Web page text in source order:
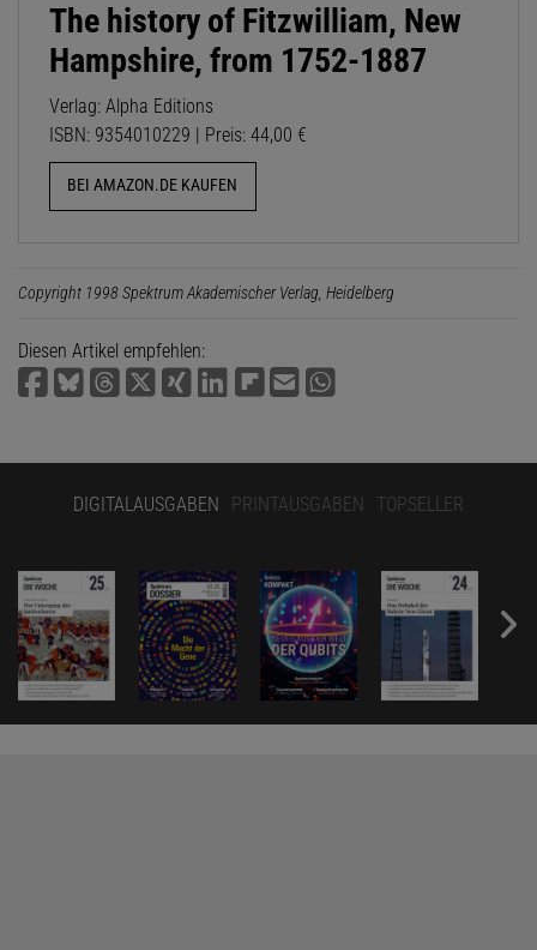
The history of Fitzwilliam, New
Hampshire, from 1752-1887
Verlag: Alpha Editions
ISBN: 9354010229 | Preis: 44,00 €
BEI AMAZON.DE KAUFEN
Copyright 1998 Spektrum Akademischer Verlag, Heidelberg
Diesen Artikel empfehlen:
DIGITALAUSGABEN PRINTAUSGABEN TOPSELLER